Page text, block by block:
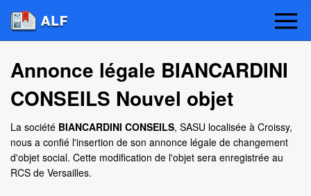
Annonce légale BIANCARDINI
CONSEILS Nouvel objet
La société BIANCARDINI CONSEILS, SASU localisée à Croissy,
nous a confié l'insertion de son annonce légale de changement
d'objet social. Cette modification de l'objet sera enregistrée au
RCS de Versailles.